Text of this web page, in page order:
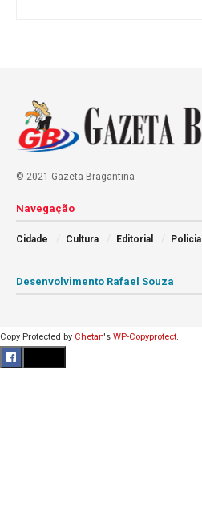
© 2021 Gazeta Bragantina
Navegação
Cidade Cultura Editorial Policial
Desenvolvimento Rafael Souza
Copy Protected by Chetan's WP-Copyprotect.